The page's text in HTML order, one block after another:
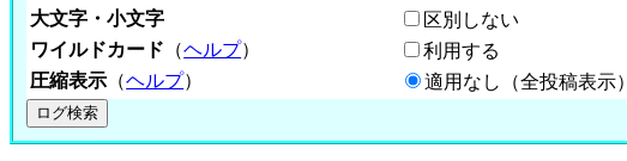
大文字・小文字
区別しない
ワイルドカード （ヘルプ）
利用する
圧縮表示 （ヘルプ） 適用なし（全投稿表示）